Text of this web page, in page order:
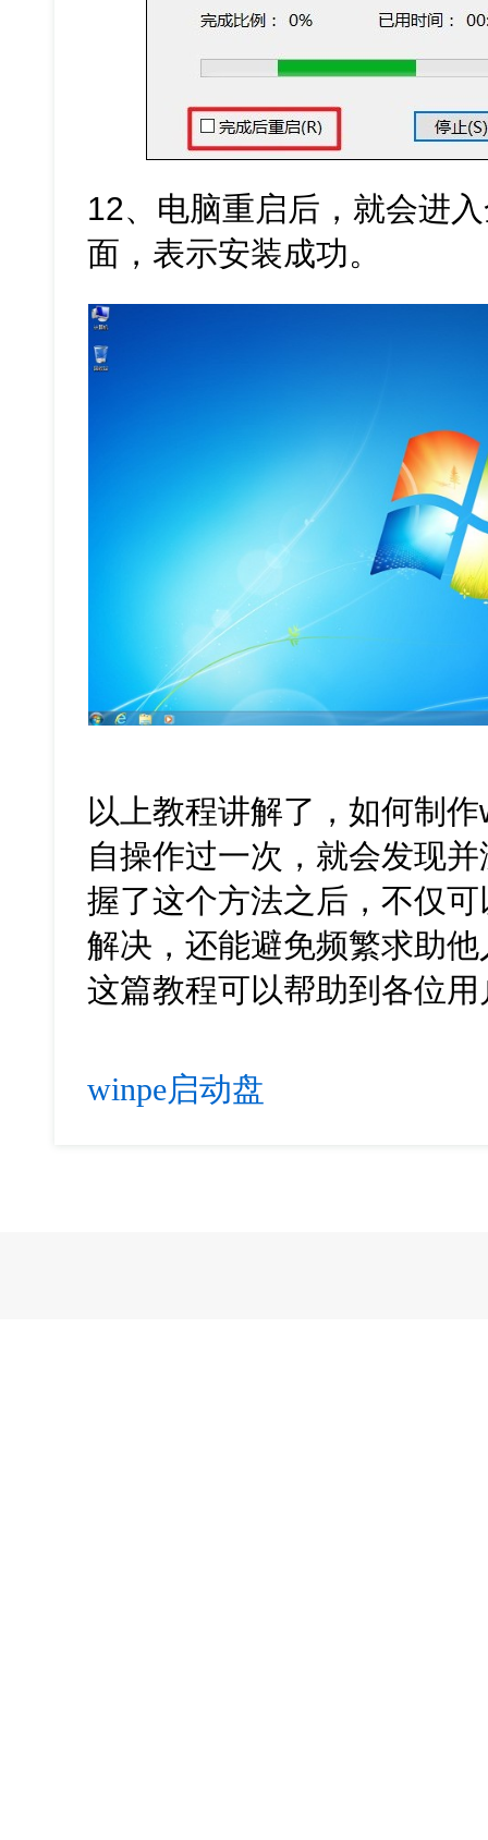
12、电脑重启后，就会进
面，表示安装成功。
以上教程讲解了，如何制
自操作过一次，就会发现
握了这个方法之后，不仅
解决，还能避免频繁求助
这篇教程可以帮助到各位用
winpe启动盘